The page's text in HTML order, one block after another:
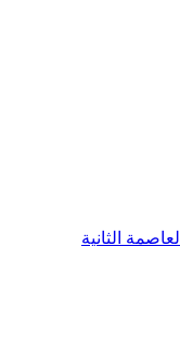
العاصمة الثانية